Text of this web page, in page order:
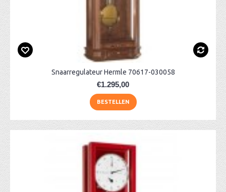
Snaarregulateur Hermle 70617-030058
€1.295,00
BESTELLEN